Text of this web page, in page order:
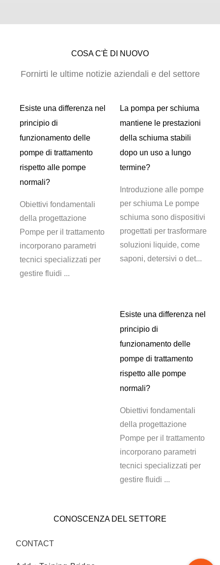
COSA C'È DI NUOVO
Fornirti le ultime notizie aziendali e del settore
Esiste una differenza nel
principio di
funzionamento delle
pompe di trattamento
rispetto alle pompe
normali?
Obiettivi fondamentali
della progettazione
Pompe per il trattamento
incorporano parametri
tecnici specializzati per
gestire fluidi ...
La pompa per schiuma
mantiene le prestazioni
della schiuma stabili
dopo un uso a lungo
termine?
Introduzione alle pompe
per schiuma Le pompe
schiuma sono dispositivi
progettati per trasformare
soluzioni liquide, come
saponi, detersivi o det...
Esiste una differenza nel
principio di
funzionamento delle
pompe di trattamento
rispetto alle pompe
normali?
Obiettivi fondamentali
della progettazione
Pompe per il trattamento
incorporano parametri
tecnici specializzati per
gestire fluidi ...
CONOSCENZA DEL SETTORE
CONTACT